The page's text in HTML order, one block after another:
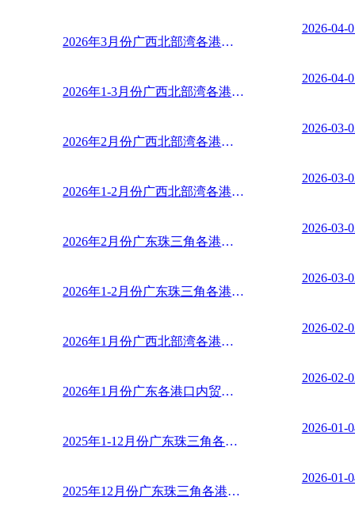
2026年3月份广西北部湾各港口内贸散玉米到货分类汇总
2026-04-
2026年1-3月份广西北部湾各港口内贸散玉米到货分类汇 ...
2026-04-
2026年2月份广西北部湾各港口内贸散玉米到货分类汇总
2026-03-
2026年1-2月份广西北部湾各港口内贸散玉米到货分类汇 ...
2026-03-
2026年2月份广东珠三角各港口内贸散玉米到货分类汇总
2026-03-
2026年1-2月份广东珠三角各港口内贸散玉米到货分类汇 ...
2026-03-
2026年1月份广西北部湾各港口内贸散玉米到货分类汇总
2026-02-
2026年1月份广东各港口内贸玉米到货量
2026-02-
2025年1-12月份广东珠三角各港口内贸散玉米到货分类汇 ...
2026-01-
2025年12月份广东珠三角各港口内贸散玉米到货分类汇总
2026-01-